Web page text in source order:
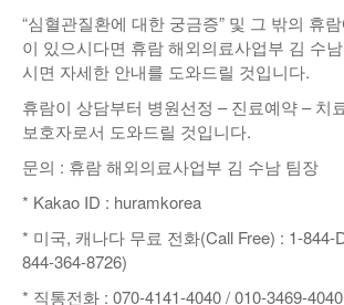
“심혈관질환에 대한 궁금증” 및 그 밖의 휴
이 있으시다면 휴람 해외의료사업부 김 수
시면 자세한 안내를 도와드릴 것입니다.
휴람이 상담부터 병원선정 – 진료예약 – 치
보호자로서 도와드릴 것입니다.
문의 : 휴람 해외의료사업부 김 수남 팀장
* Kakao ID : huramkorea
* 미국, 캐나다 무료 전화(Call Free) : 1-844-
844-364-8726)
* 직통전화 : 070-4141-4040 / 010-3469-4040